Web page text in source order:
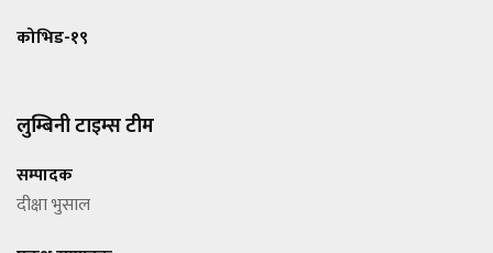
कोभिड-१९
लुम्बिनी टाइम्स टीम
सम्पादक
दीक्षा भुसाल